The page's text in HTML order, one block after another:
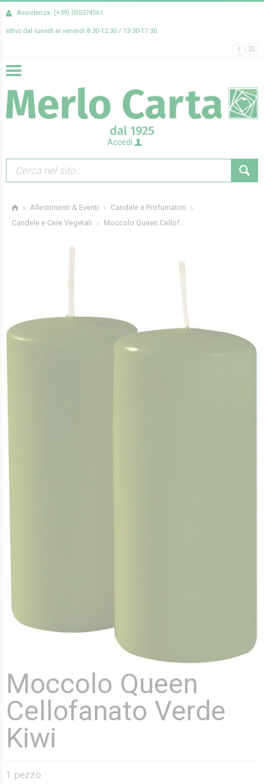
Assistenza: (+39) 055374561
attivo dal lunedì al venerdì 8:30-12:30 / 13:30-17:30
Accedi
Allestimenti & Eventi
Candele e Profumatori
Candele e Cere Vegetali
Moccolo Queen Cellof...
Moccolo Queen
Cellofanato Verde
Kiwi
1 pezzo